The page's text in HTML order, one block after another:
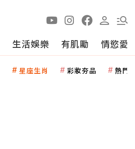
生活娛樂 有肌勵 情慾愛
星座生肖 彩妝夯品 熱門